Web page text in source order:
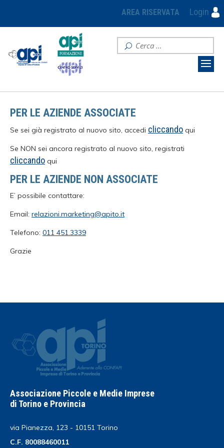
AREA RISERVATA Login
PER LE AZIENDE ASSOCIATE
Se sei già registrato al nuovo sito, accedi cliccando qui
Se NON sei ancora registrato al nuovo sito, registrati
cliccando qui
PER LE AZIENDE NON ASSOCIATE
E’ possibile contattare:
Email: relazioni.marketing@apito.it
Telefono: 011 451.3339
Grazie
Associazione Piccole e Medie Imprese
di Torino e Provincia
via Pianezza, 123 - 10151 Torino
C.F. 80088460011